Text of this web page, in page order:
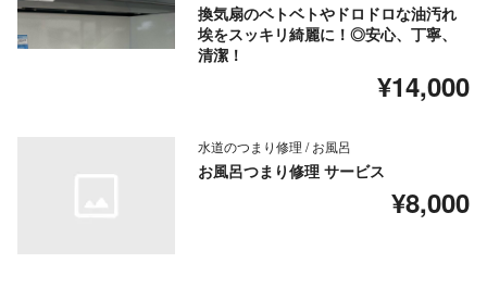
換気扇のベトベトやドロドロな油汚れ
埃をスッキリ綺麗に！◎安心、丁寧、
清潔！
¥14,000
水道のつまり修理 / お風呂
お風呂つまり修理 サービス
¥8,000